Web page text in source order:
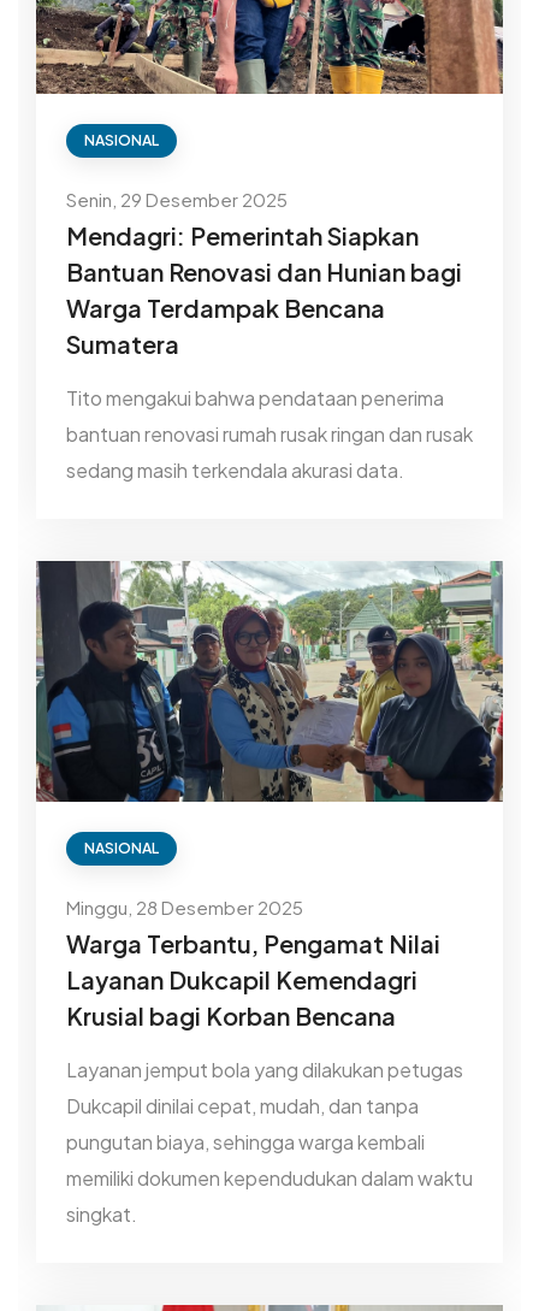
NASIONAL
Senin, 29 Desember 2025
Mendagri: Pemerintah Siapkan
Bantuan Renovasi dan Hunian bagi
Warga Terdampak Bencana
Sumatera
Tito mengakui bahwa pendataan penerima
bantuan renovasi rumah rusak ringan dan rusak
sedang masih terkendala akurasi data.
NASIONAL
Minggu, 28 Desember 2025
Warga Terbantu, Pengamat Nilai
Layanan Dukcapil Kemendagri
Krusial bagi Korban Bencana
Layanan jemput bola yang dilakukan petugas
Dukcapil dinilai cepat, mudah, dan tanpa
pungutan biaya, sehingga warga kembali
memiliki dokumen kependudukan dalam waktu
singkat.